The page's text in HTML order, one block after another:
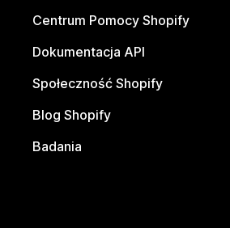
Centrum Pomocy Shopify
Dokumentacja API
Społeczność Shopify
Blog Shopify
Badania